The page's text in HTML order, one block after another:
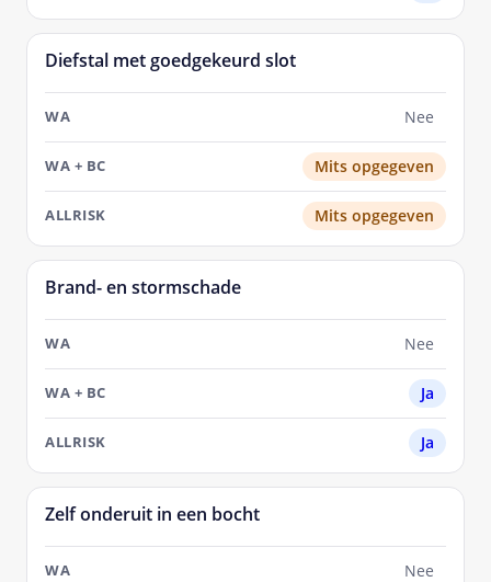
ALLRISK
Diefstal met goedgekeurd slot
Nee
Mits opgegeven
Mits opgegeven
Brand- en stormschade
Nee
Ja
Ja
Zelf onderuit in een bocht
Nee